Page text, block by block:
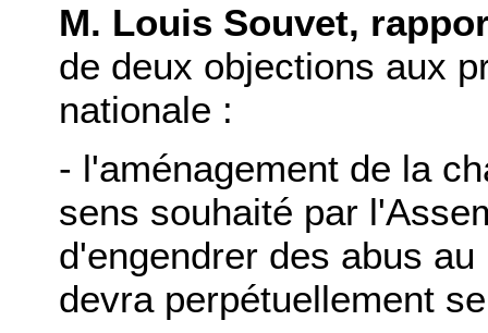
M. Louis Souvet,
de deux objections aux
nationale :
- l'aménagement de la
sens souhaité par
d'engendrer des abus
devra perpétuellement